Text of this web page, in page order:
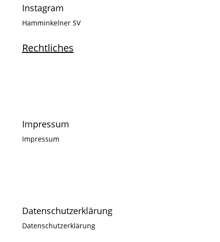
Instagram
Hamminkelner SV
Rechtliches
Impressum
Impressum
Datenschutzerklärung
Datenschutzerklärung